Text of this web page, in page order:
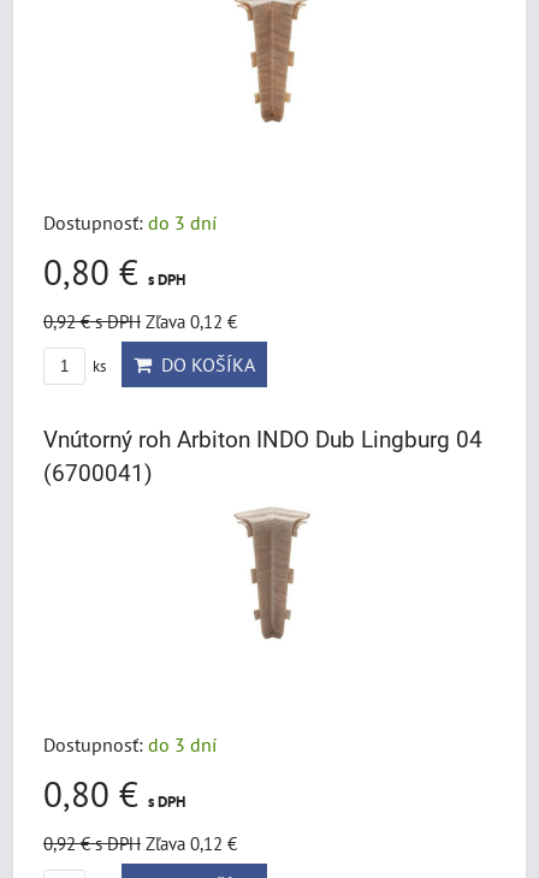
Dostupnosť: do 3 dní
0,80 € s DPH
0,92 €s DPH Zľava 0,12 €
ks DO KOŠÍKA
Vnútorný roh Arbiton INDO Dub Lingburg 04
(6700041)
Dostupnosť: do 3 dní
0,80 € s DPH
0,92 €s DPH Zľava 0,12 €